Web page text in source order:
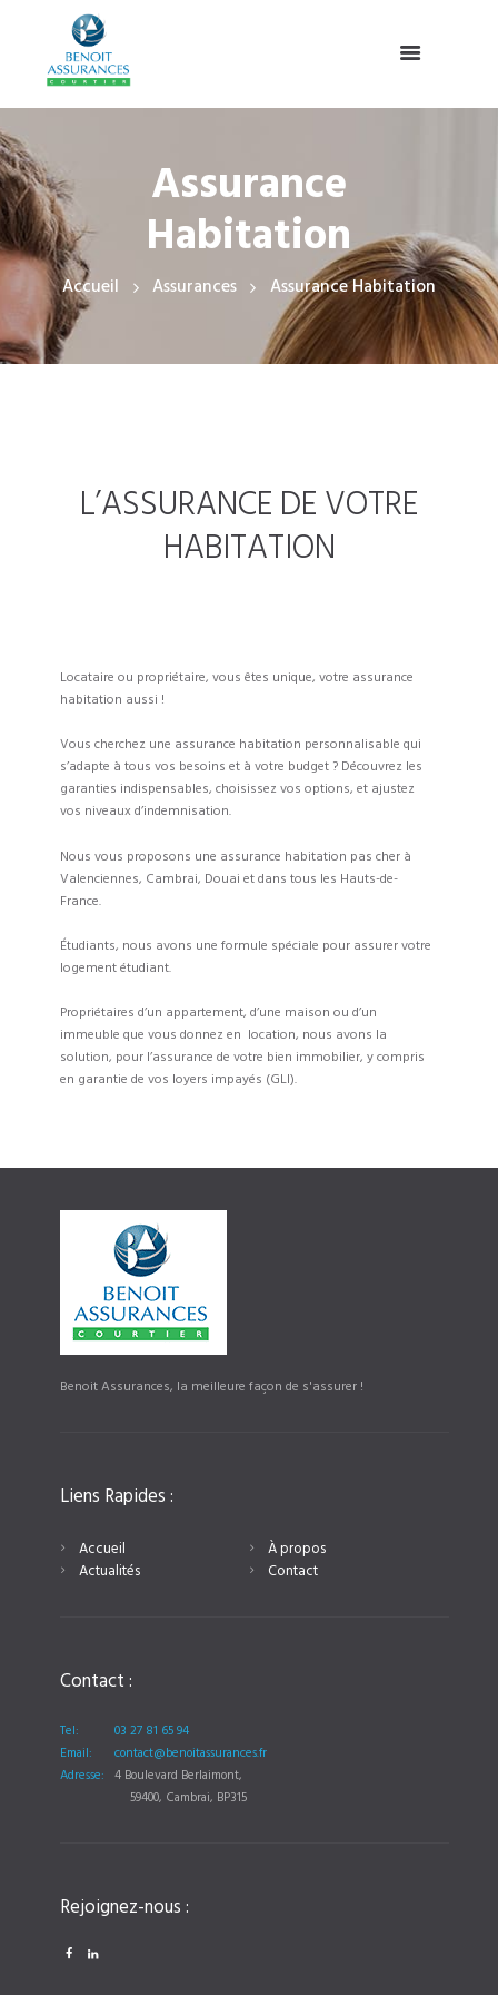
Assurance
Habitation
Accueil Assurances Assurance Habitation
L’ASSURANCE DE VOTRE
HABITATION
Locataire ou propriétaire, vous êtes unique, votre assurance
habitation aussi !
Vous cherchez une assurance habitation personnalisable qui
s’adapte à tous vos besoins et à votre budget ? Découvrez les
garanties indispensables, choisissez vos options, et ajustez
vos niveaux d’indemnisation.
Nous vous proposons une assurance habitation pas cher à
Valenciennes, Cambrai, Douai et dans tous les Hauts-de-
France.
Étudiants, nous avons une formule spéciale pour assurer votre
logement étudiant.
Propriétaires d’un appartement, d’une maison ou d’un
immeuble que vous donnez en location, nous avons la
solution, pour l’assurance de votre bien immobilier, y compris
en garantie de vos loyers impayés (GLI).
Benoit Assurances, la meilleure façon de s'assurer !
Liens Rapides :
Accueil
À propos
Actualités
Contact
Contact :
Tel:
03 27 81 65 94
Email:
contact@benoitassurances.fr
Adresse: 4 Boulevard Berlaimont,
59400, Cambrai, BP315
Rejoignez-nous :